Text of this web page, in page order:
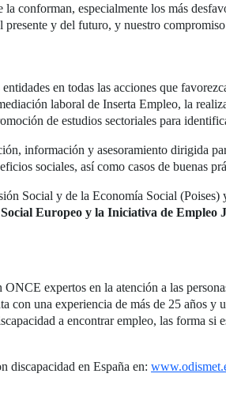
conforman, especialmente los más
y del futuro, y nuestro
en todas las acciones que
laboral de Inserta Empleo, la
de estudios sectoriales para
información y asesoramiento dirigida
sociales, así como casos de buenas
Social y de la Economía Social
Europeo y la Iniciativa de Empleo
expertos en la atención a las
una experiencia de más de 25 años
a encontrar empleo, las forma si
discapacidad en España en: